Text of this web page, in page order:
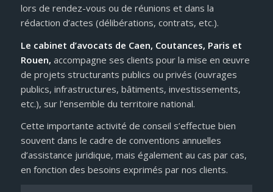
lors de rendez-vous ou de réunions et dans la
rédaction d’actes (délibérations, contrats, etc.).
Le cabinet d’avocats de Caen, Coutances, Paris et
Rouen, accompagne ses clients pour la mise en œuvre
de projets structurants publics ou privés (ouvrages
publics, infrastructures, bâtiments, investissements,
etc.), sur l’ensemble du territoire national.
Cette importante activité de conseil s’effectue bien
souvent dans le cadre de conventions annuelles
d’assistance juridique, mais également au cas par cas,
en fonction des besoins exprimés par nos clients.